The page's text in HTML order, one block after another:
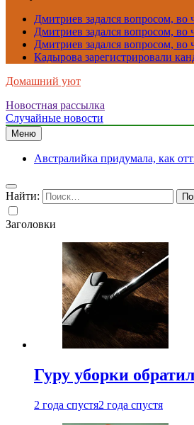
Дмитриев задался вопросом, во
Дмитриев задался вопросом, во
Дмитриев задался вопросом, во
Кадырова зарегистрировали
Домашний уют
Новостная рассылка
Случайные новости
Меню
Австралийка придумала, как
Найти:
Заголовки
Гуру уборки
2 года спустя2 года спустя